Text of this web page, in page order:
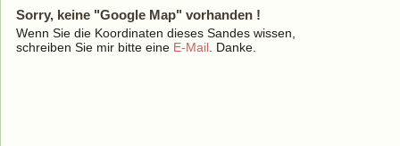
Sorry, keine "Google Map" vorhanden !
Wenn Sie die Koordinaten dieses Sandes wissen,
schreiben Sie mir bitte eine E-Mail . Danke.